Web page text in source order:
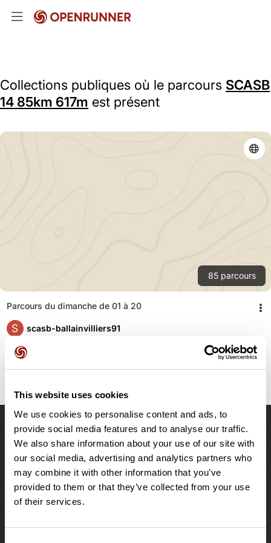
This website uses cookies
We use cookies to personalise content and ads, to
provide social media features and to analyse our traffic.
We also share information about your use of our site with
our social media, advertising and analytics partners who
may combine it with other information that you’ve
provided to them or that they’ve collected from your use
of their services.
Collections publiques où le parcours SCASB
14 85km 617m est présent
85 parcours
Parcours du dimanche de 01 à 20
S scasb-ballainvilliers91
OpenRunner
Equipe
Carrières
À propos
Contact